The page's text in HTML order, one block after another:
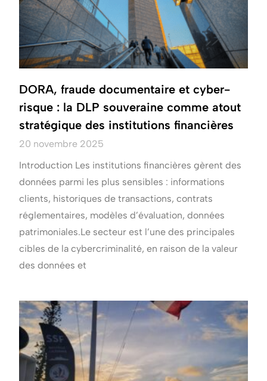
DORA, fraude documentaire et cyber-
risque : la DLP souveraine comme atout
stratégique des institutions financières
20 novembre 2025
Introduction Les institutions financières gèrent des
données parmi les plus sensibles : informations
clients, historiques de transactions, contrats
réglementaires, modèles d’évaluation, données
patrimoniales.Le secteur est l’une des principales
cibles de la cybercriminalité, en raison de la valeur
des données et